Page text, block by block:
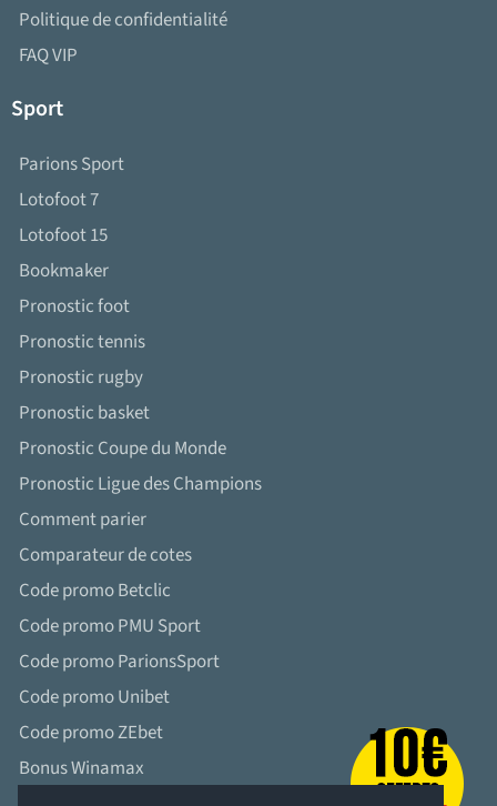
Politique de confidentialité
FAQ VIP
Sport
Parions Sport
Lotofoot 7
Lotofoot 15
Bookmaker
Pronostic foot
Pronostic tennis
Pronostic rugby
Pronostic basket
Pronostic Coupe du Monde
Pronostic Ligue des Champions
Comment parier
Comparateur de cotes
Code promo Betclic
Code promo PMU Sport
Code promo ParionsSport
Code promo Unibet
Code promo ZEbet
Bonus Winamax